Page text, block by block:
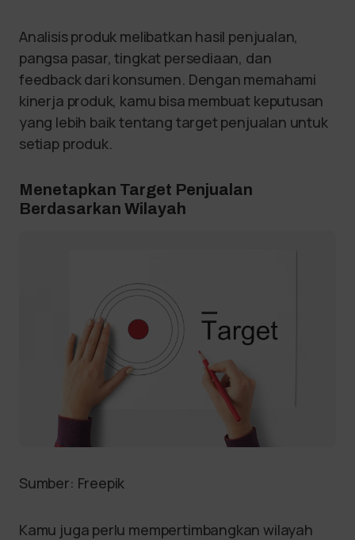
Analisis produk melibatkan hasil penjualan,
pangsa pasar, tingkat persediaan, dan
feedback dari konsumen. Dengan memahami
kinerja produk, kamu bisa membuat keputusan
yang lebih baik tentang target penjualan untuk
setiap produk.
Menetapkan Target Penjualan
Berdasarkan Wilayah
Sumber: Freepik
Kamu juga perlu mempertimbangkan wilayah